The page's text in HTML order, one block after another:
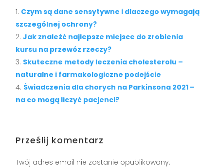
Czym są dane sensytywne i dlaczego wymagają
szczególnej ochrony?
Jak znaleźć najlepsze miejsce do zrobienia
kursu na przewóz rzeczy?
Skuteczne metody leczenia cholesterolu –
naturalne i farmakologiczne podejście
Świadczenia dla chorych na Parkinsona 2021 –
na co mogą liczyć pacjenci?
Prześlij komentarz
Twój adres email nie zostanie opublikowany.